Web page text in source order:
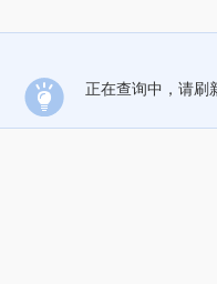
正在查询中，请刷